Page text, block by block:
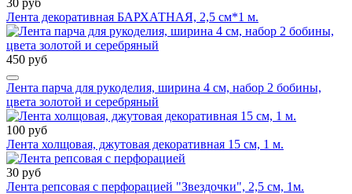
30 руб
Лента декоративная БАРХАТНАЯ, 2,5 см*1 м.
450 руб
Лента парча для рукоделия, ширина 4 см, набор 2 бобины,
цвета золотой и серебряный
100 руб
Лента холщовая, джутовая декоративная 15 см, 1 м.
30 руб
Лента репсовая с перфорацией "Звездочки", 2,5 см, 1м.